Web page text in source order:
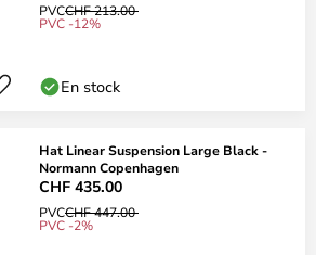
PVCCHF 213.00
PVC -12%
En stock
Hat Linear Suspension Large Black -
Normann Copenhagen
CHF 435.00
PVCCHF 447.00
PVC -2%